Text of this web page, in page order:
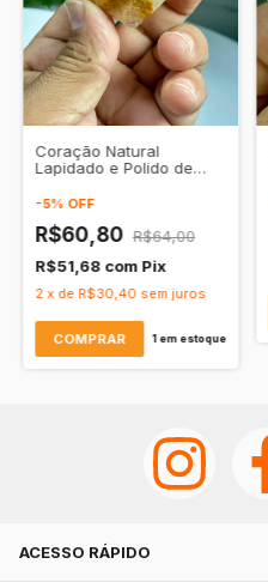
Coração Natural
Lapidado e Polido de
Amarelo - Estabilidade e
-5% OFF
R$60,80 R$64,00
R$51,68 com Pix
2 x de R$30,40 sem juros
1 em estoque
ACESSO RÁPIDO